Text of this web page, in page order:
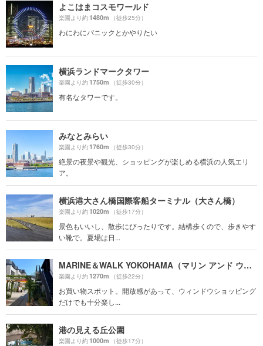
よこはまコスモワールド
楽園より約1480m （徒歩25分）
わにわにパニックとかやりたい
横浜ランドマークタワー
楽園より約1750m （徒歩30分）
有名なタワーです。
みなとみらい
楽園より約1760m （徒歩30分）
絶景の夜景や観光、ショッピングが楽しめる横浜の人気エリ
ア。
横浜港大さん橋国際客船ターミナル（大さん橋）
楽園より約1020m （徒歩17分）
景色もいいし、散歩にぴったりです。結構歩くので、歩きやす
い靴で。夏場は日...
MARINE＆WALK YOKOHAMA（マリン アンド ウォーク ヨコハマ）
楽園より約1270m （徒歩22分）
お買い物スポット。開放感があって、ウィンドウショッピング
だけでも十分楽し...
港の見える丘公園
楽園より約1000m （徒歩17分）